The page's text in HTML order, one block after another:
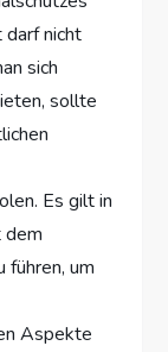
darf nicht
sich
sollte
Es gilt in
dem
um
Aspekte